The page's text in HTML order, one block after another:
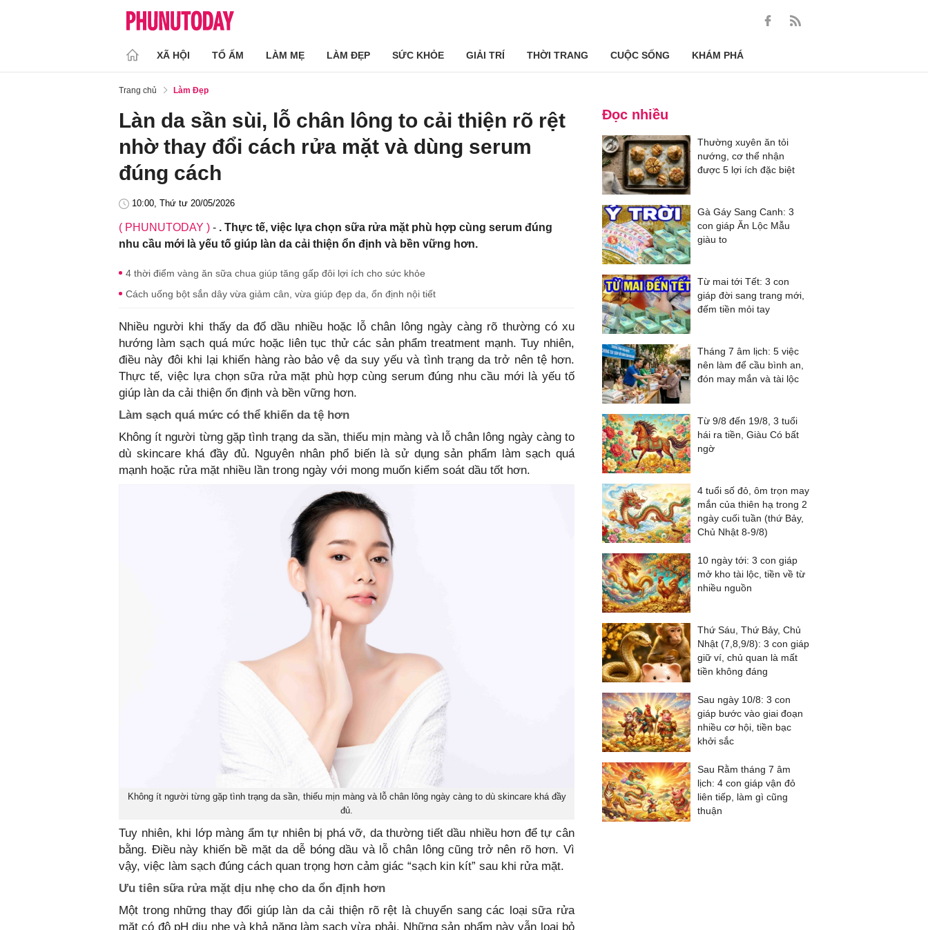
XÃ HỘI TỔ ẤM LÀM MẸ LÀM ĐẸP SỨC KHỎE GIẢI TRÍ THỜI TRANG CUỘC SỐNG KHÁM PHÁ
Trang chủ Làm Đẹp
Làn da sần sùi, lỗ chân lông to cải thiện rõ rệt
nhờ thay đổi cách rửa mặt và dùng serum
đúng cách
10:00, Thứ tư 20/05/2026
( PHUNUTODAY ) - . Thực tế, việc lựa chọn sữa rửa mặt phù hợp cùng serum đúng
nhu cầu mới là yếu tố giúp làn da cải thiện ổn định và bền vững hơn.
4 thời điểm vàng ăn sữa chua giúp tăng gấp đôi lợi ích cho sức khỏe
Cách uống bột sắn dây vừa giảm cân, vừa giúp đẹp da, ổn định nội tiết
Nhiều người khi thấy da đổ dầu nhiều hoặc lỗ chân lông ngày càng rõ thường có xu
hướng làm sạch quá mức hoặc liên tục thử các sản phẩm treatment mạnh. Tuy nhiên,
điều này đôi khi lại khiến hàng rào bảo vệ da suy yếu và tình trạng da trở nên tệ hơn.
Thực tế, việc lựa chọn sữa rửa mặt phù hợp cùng serum đúng nhu cầu mới là yếu tố
giúp làn da cải thiện ổn định và bền vững hơn.
Làm sạch quá mức có thể khiến da tệ hơn
Không ít người từng gặp tình trạng da sần, thiếu mịn màng và lỗ chân lông ngày càng to
dù skincare khá đầy đủ. Nguyên nhân phổ biến là sử dụng sản phẩm làm sạch quá
mạnh hoặc rửa mặt nhiều lần trong ngày với mong muốn kiểm soát dầu tốt hơn.
Không ít người từng gặp tình trạng da sần, thiếu mịn màng và lỗ chân lông ngày càng to dù skincare khá đầy
đủ.
Tuy nhiên, khi lớp màng ẩm tự nhiên bị phá vỡ, da thường tiết dầu nhiều hơn để tự cân
bằng. Điều này khiến bề mặt da dễ bóng dầu và lỗ chân lông cũng trở nên rõ hơn. Vì
vậy, việc làm sạch đúng cách quan trọng hơn cảm giác “sạch kin kít” sau khi rửa mặt.
Ưu tiên sữa rửa mặt dịu nhẹ cho da ổn định hơn
Một trong những thay đổi giúp làn da cải thiện rõ rệt là chuyển sang các loại sữa rửa
mặt có độ pH dịu nhẹ và khả năng làm sạch vừa phải. Những sản phẩm này vẫn loại bỏ
Đọc nhiều
Thường xuyên ăn tỏi
nướng, cơ thể nhận
được 5 lợi ích đặc biệt
Gà Gáy Sang Canh: 3
con giáp Ăn Lộc Mẫu
giàu to
Từ mai tới Tết: 3 con
giáp đời sang trang mới,
đếm tiền mỏi tay
Tháng 7 âm lịch: 5 việc
nên làm để cầu bình an,
đón may mắn và tài lộc
Từ 9/8 đến 19/8, 3 tuổi
hái ra tiền, Giàu Có bất
ngờ
4 tuổi số đỏ, ôm trọn may
mắn của thiên hạ trong 2
ngày cuối tuần (thứ Bảy,
Chủ Nhật 8-9/8)
10 ngày tới: 3 con giáp
mở kho tài lộc, tiền về từ
nhiều nguồn
Thứ Sáu, Thứ Bảy, Chủ
Nhật (7,8,9/8): 3 con giáp
giữ ví, chủ quan là mất
tiền không đáng
Sau ngày 10/8: 3 con
giáp bước vào giai đoạn
nhiều cơ hội, tiền bạc
khởi sắc
Sau Rằm tháng 7 âm
lịch: 4 con giáp vận đỏ
liên tiếp, làm gì cũng
thuận